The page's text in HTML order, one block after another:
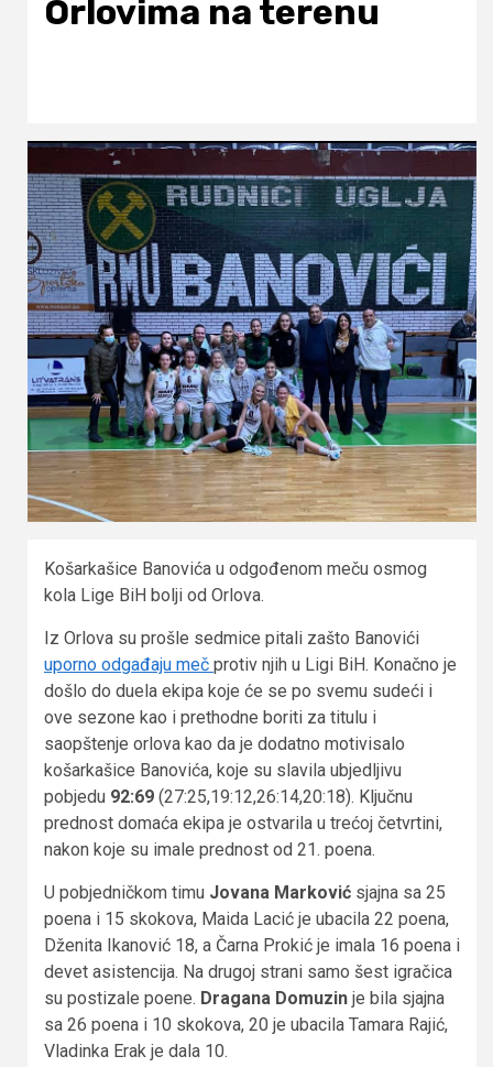
Orlovima na terenu
Košarkašice Banovića u odgođenom meču osmog
kola Lige BiH bolji od Orlova.
Iz Orlova su prošle sedmice pitali zašto Banovići
uporno odgađaju meč protiv njih u Ligi BiH. Konačno je
došlo do duela ekipa koje će se po svemu sudeći i
ove sezone kao i prethodne boriti za titulu i
saopštenje orlova kao da je dodatno motivisalo
košarkašice Banovića, koje su slavila ubjedljivu
pobjedu 92:69 (27:25,19:12,26:14,20:18). Ključnu
prednost domaća ekipa je ostvarila u trećoj četvrtini,
nakon koje su imale prednost od 21. poena.
U pobjedničkom timu Jovana Marković sjajna sa 25
poena i 15 skokova, Maida Lacić je ubacila 22 poena,
Dženita Ikanović 18, a Čarna Prokić je imala 16 poena i
devet asistencija. Na drugoj strani samo šest igračica
su postizale poene. Dragana Domuzin je bila sjajna
sa 26 poena i 10 skokova, 20 je ubacila Tamara Rajić,
Vladinka Erak je dala 10.